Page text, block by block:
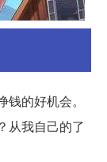
的好机会。
从我自己的了